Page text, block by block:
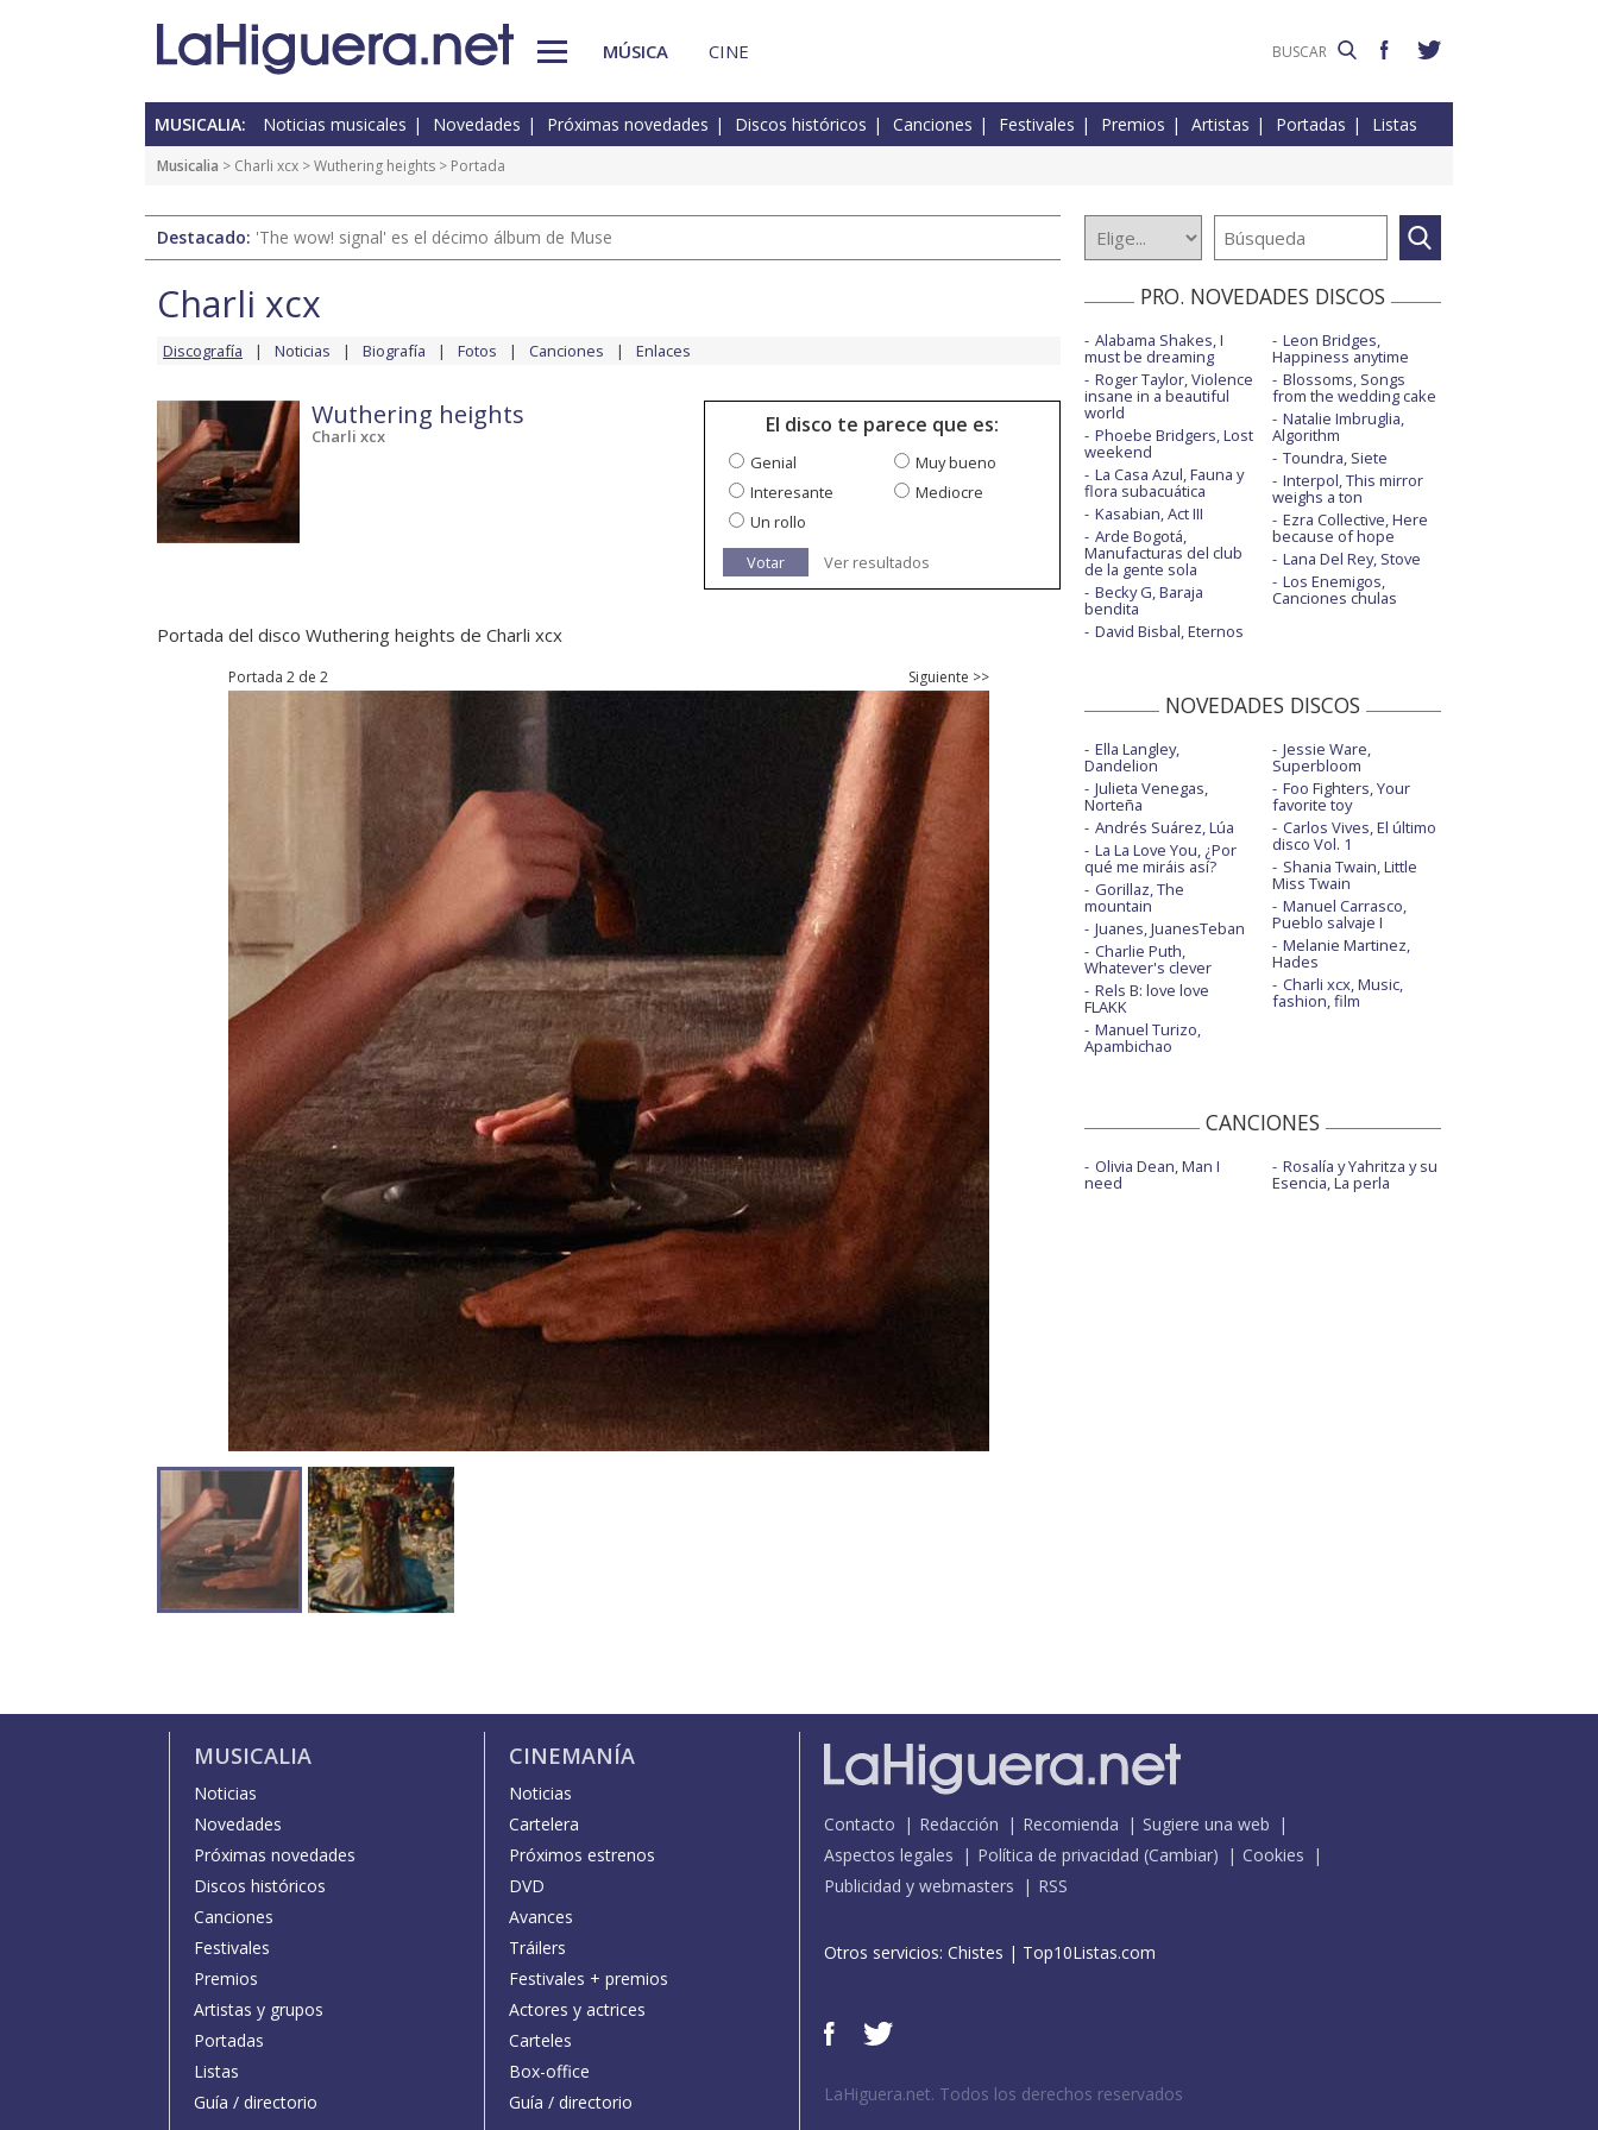
MÚSICA CINE
MUSICALIA: Noticias musicales Novedades Próximas novedades Discos históricos Canciones Festivales Premios Artistas Portadas Listas
Musicalia > Charli xcx >Wuthering heights > Portada
Destacado: 'The wow! signal' es el décimo álbum de Muse
Charli xcx
Discografía Noticias Biografía Fotos Canciones Enlaces
Wuthering heights
Charli xcx El disco te parece que es:
Genial
Muy bueno
Interesante
Mediocre
Un rollo
Votar
Ver resultados
Portada del disco Wuthering heights de Charli xcx
Portada 2 de 2 Siguiente >>
PRO. NOVEDADES DISCOS
Alabama Shakes, I
must be dreaming
Roger Taylor, Violence
insane in a beautiful
world
Phoebe Bridgers, Lost
weekend
La Casa Azul, Fauna y
flora subacuática
Kasabian, Act III
Arde Bogotá,
Manufacturas del club
de la gente sola
Becky G, Baraja
bendita
David Bisbal, Eternos
Leon Bridges,
Happiness anytime
Blossoms, Songs
from the wedding cake
Natalie Imbruglia,
Algorithm
Toundra, Siete
Interpol, This mirror
weighs a ton
Ezra Collective, Here
because of hope
Lana Del Rey, Stove
Los Enemigos,
Canciones chulas
NOVEDADES DISCOS
Ella Langley,
Dandelion
Julieta Venegas,
Norteña
Andrés Suárez, Lúa
La La Love You, ¿Por
qué me miráis así?
Gorillaz, The
mountain
Juanes, JuanesTeban
Charlie Puth,
Whatever's clever
Rels B: love love
FLAKK
Manuel Turizo,
Apambichao
Jessie Ware,
Superbloom
Foo Fighters, Your
favorite toy
Carlos Vives, El último
disco Vol. 1
Shania Twain, Little
Miss Twain
Manuel Carrasco,
Pueblo salvaje I
Melanie Martinez,
Hades
Charli xcx, Music,
fashion, film
CANCIONES
Olivia Dean, Man I
need
Rosalía y Yahritza y su
Esencia, La perla
MUSICALIA
Noticias
Novedades
Próximas novedades
Discos históricos
Canciones
Festivales
Premios
Artistas y grupos
Portadas
Listas
Guía / directorio
CINEMANÍA
Noticias
Cartelera
Próximos estrenos
DVD
Avances
Tráilers
Festivales + premios
Actores y actrices
Carteles
Box-office
Guía / directorio
Contacto Redacción Recomienda
Sugiere una web
Aspectos legales
Política de privacidad (Cambiar)
Cookies
Publicidad y webmasters
RSS
Otros servicios: Chistes | Top10Listas.com
LaHiguera.net. Todos los derechos reservados